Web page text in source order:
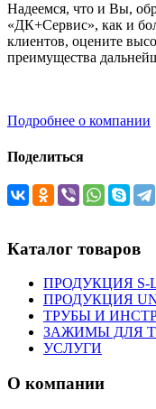
Надеемся, что и Вы,
«ДК+Сервис», как и
клиентов, оцените
преимущества
Подробнее о компании
Поделиться
Каталог товаров
ПРОДУКЦИЯ S-
ПРОДУКЦИЯ
ТРУБЫ И
ЗАЖИМЫ ДЛЯ
УСЛУГИ
О компании